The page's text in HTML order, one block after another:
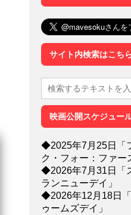
サイト内検索はこち
映画公開スケジュー
◆2025年7月25日「
ク・フォー：ファー
◆2026年7月31日「
ランニューデイ」
◆2026年12月18日
ゥームズデイ」